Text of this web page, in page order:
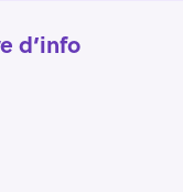
d’info